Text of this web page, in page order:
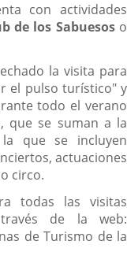
con actividades
de los Sabuesoso
la visita para
el pulso turístico" y
todo el verano
que se suman a la
que se incluyen
actuaciones
circo.
todas las visitas
de la web:
de Turismo de la